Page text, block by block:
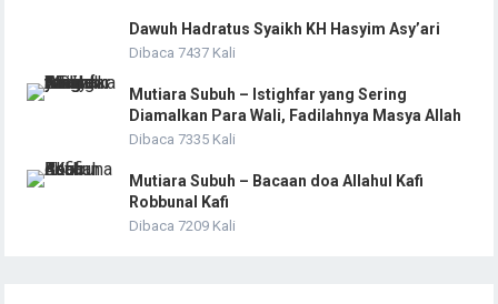
Dawuh Hadratus Syaikh KH Hasyim Asy’ari
Dibaca 7437 Kali
Mutiara Subuh – Istighfar yang Sering
Diamalkan Para Wali, Fadilahnya Masya Allah
Dibaca 7335 Kali
Mutiara Subuh – Bacaan doa Allahul Kafi
Robbunal Kafi
Dibaca 7209 Kali